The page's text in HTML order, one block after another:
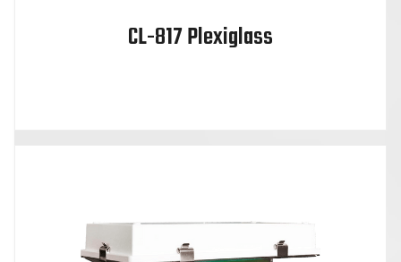
CL-817 Plexiglass